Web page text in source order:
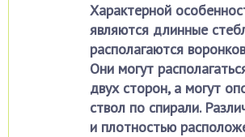
Характерной
являются длинные
располагаются
Они могут
двух сторон, а могут
ствол по спирали.
и плотностью